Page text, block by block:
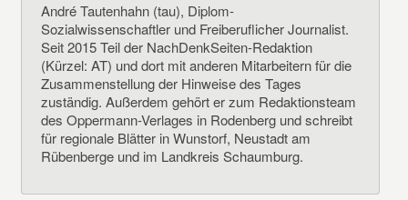
André Tautenhahn (tau), Diplom-
Sozialwissenschaftler und Freiberuflicher Journalist.
Seit 2015 Teil der NachDenkSeiten-Redaktion
(Kürzel: AT) und dort mit anderen Mitarbeitern für die
Zusammenstellung der Hinweise des Tages
zuständig. Außerdem gehört er zum Redaktionsteam
des Oppermann-Verlages in Rodenberg und schreibt
für regionale Blätter in Wunstorf, Neustadt am
Rübenberge und im Landkreis Schaumburg.